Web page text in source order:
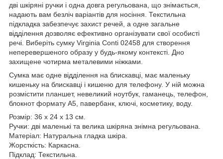
дві шкіряні ручки і одна довга регульована, що знімається,
надають вам безліч варіантів для носіння. Текстильна
підкладка забезпечує захист речей, а одне загальне
відділення дозволяє ефективно організувати свої особисті
речі. Виберіть сумку Virginia Conti 02458 для створення
неперевершеного образу у будь-якому контексті. Дно
захищене чотирма металевими ніжками.
Сумка має одне відділення на блискавці, має маленьку
кишеньку на блискавці і кишеню для телефону. У ній можна
розмістити планшет, невеликий ноутбук, гаманець, телефон,
блокнот формату А5, павербанк, ключі, косметику, воду.
Розмір: 36 x 24 x 13 см.
Ручки: дві маленькі та велика шкіряна знімна регульована.
Матеріал: Натуральна гладка шкіра.
Жорсткість: Каркасна.
Підклад: Текстильна.